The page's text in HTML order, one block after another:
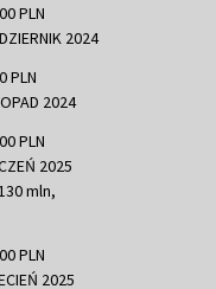
PLN
2024
PLN
2024
PLN
2025
mln,
PLN
2025